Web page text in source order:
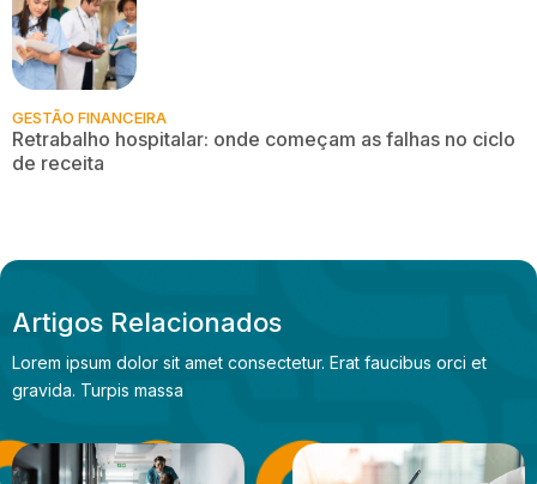
GESTÃO FINANCEIRA
Retrabalho hospitalar: onde começam as falhas no ciclo
de receita
Artigos Relacionados
Lorem ipsum dolor sit amet consectetur. Erat faucibus orci et
gravida. Turpis massa